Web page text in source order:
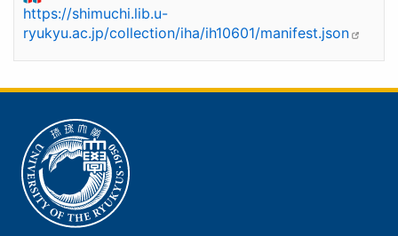
https://shimuchi.lib.u-
ryukyu.ac.jp/collection/iha/ih10601/manifest.json